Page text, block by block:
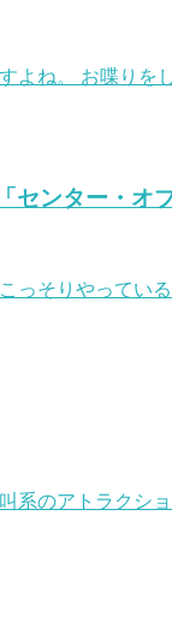
ね。 お喋り
センター・オ
そりやってい
のアトラクシ